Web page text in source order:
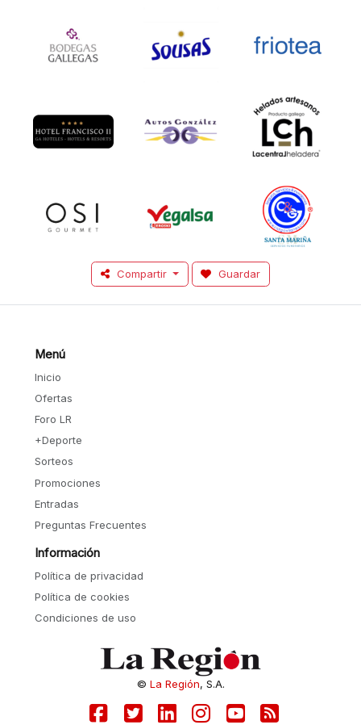
Compartir Guardar
Menú
Inicio
Ofertas
Foro LR
+Deporte
Sorteos
Promociones
Entradas
Preguntas Frecuentes
Información
Política de privacidad
Política de cookies
Condiciones de uso
© La Región, S.A.